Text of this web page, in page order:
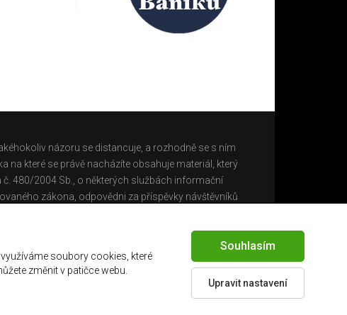
názoru se distancuje, a rozhodně se s ním
na které se právě nacházíte obsahuje materiál, který
480/2004 Sb., o některých službách informační
zákona, odpovědni za příspěvky návštěvníků
Created by
soubory cookies, které
změnit v patičce webu.
Souhlasím
Upravit nastavení